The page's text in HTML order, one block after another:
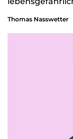
Thomas Nasswetter